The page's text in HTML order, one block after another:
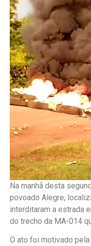
Na manhã desta
povoado Alegre,
interditaram a estrada
do trecho da MA-014
O ato foi motivado